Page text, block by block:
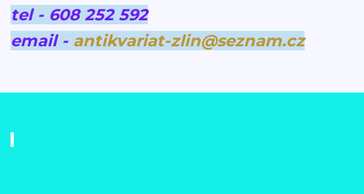
tel - 608 252 592
email - antikvariat-zlin@seznam.cz